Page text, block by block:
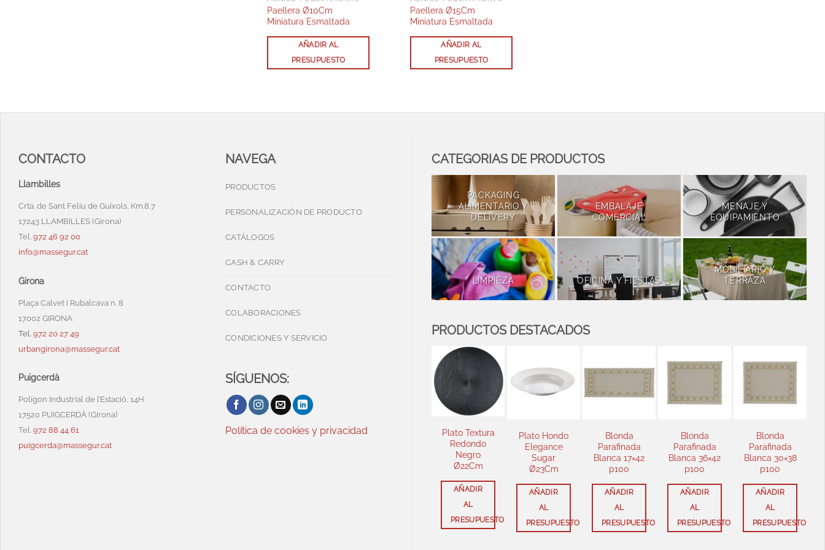
Paellera Ø10Cm
Miniatura Esmaltada
AÑADIR AL
PRESUPUESTO
Paellera Ø15Cm
Miniatura Esmaltada
AÑADIR AL
PRESUPUESTO
CONTACTO
Llambilles
Crta. de Sant Feliu de Guíxols, Km.8,7
17243 LLAMBILLES (Girona)
Tel. 972 46 92 00
info@massegur.cat
Girona
Plaça Calvet i Rubalcava n. 8
17002 GIRONA
Tel. 972 20 27 49
urbangirona@massegur.cat
Puigcerdà
Polígon Industrial de l’Estació, 14H
17520 PUIGCERDÀ (Girona)
Tel. 972 88 44 61
puigcerda@massegur.cat
NAVEGA
PRODUCTOS
PERSONALIZACIÓN DE PRODUCTO
CATÁLOGOS
CASH & CARRY
CONTACTO
COLABORACIONES
CONDICIONES Y SERVICIO
SÍGUENOS:
Política de cookies y privacidad
CATEGORIAS DE PRODUCTOS
PACKAGING
ALIMENTARIO Y
DELIVERY
EMBALAJE
COMERCIAL
MENAJE Y
EQUIPAMIENTO
LIMPIEZA OFICINA Y FIESTAS
MOBILIARIO Y
TERRAZA
PRODUCTOS DESTACADOS
Plato Textura
Redondo
Negro
Ø22Cm
AÑADIR
PRESUPUESTO
Plato Hondo
Elegance
Sugar
Ø23Cm
AÑADIR
PRESUPUESTO
Blonda
Parafinada
Blanca 17×42
p100
AÑADIR
PRESUPUESTO
Blonda
Parafinada
Blanca 36×42
p100
AÑADIR
PRESUPUESTO
Blonda
Parafinada
Blanca 30×38
p100
AÑADIR
PRESUPUESTO